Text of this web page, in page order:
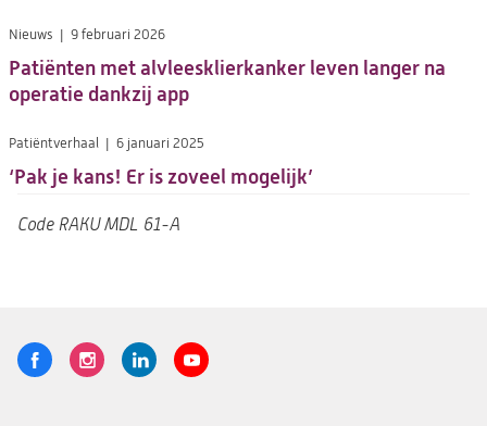
Patiënten met alvleesklierkanker leven langer na
operatie dankzij app
Nieuws 9 februari 2026
‘Pak je kans! Er is zoveel mogelijk’
Patiëntverhaal 6 januari 2025
Code RAKU MDL 61-A
Volg
Logo
Logo
Logo
Logo